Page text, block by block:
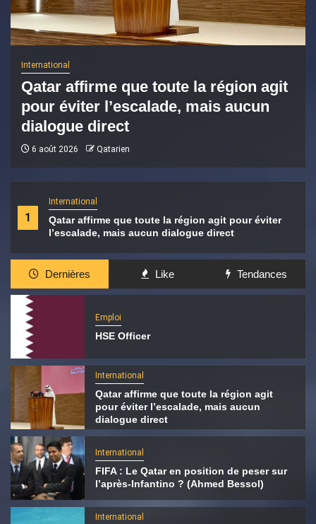
1
International
Qatar affirme que toute la région agit pour éviter
l’escalade, mais aucun dialogue direct
International
Qatar affirme que toute la région agit
pour éviter l’escalade, mais aucun
dialogue direct
6 août 2026 Qatarien
Dernières Like Tendances
Emploi
HSE Officer
International
Qatar affirme que toute la région agit
pour éviter l’escalade, mais aucun
dialogue direct
International
FIFA : Le Qatar en position de peser sur
l’après-Infantino ? (Ahmed Bessol)
International